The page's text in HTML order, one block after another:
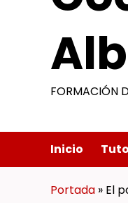
FORMACIÓN
Inicio
Portada » El